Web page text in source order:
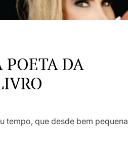
POETA DA
tempo, que desde bem pequena